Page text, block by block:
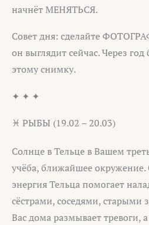
начнёт МЕНЯТЬСЯ.
Совет дня: сделайте
он выглядит сейчас. Через
этому снимку.
✦ ✦ ✦
♓ РЫБЫ (19.02 – 20.03)
Солнце в Тельце в Вашем
учёба, ближайшее
энергия Тельца помогает
сёстрами, соседями,
Вас дома размывает тревоги,